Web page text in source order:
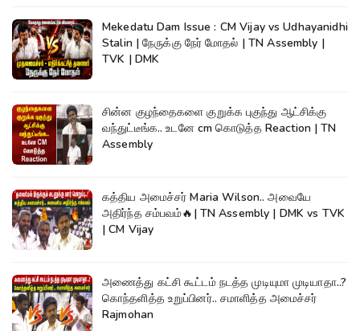
Mekedatu Dam Issue : CM Vijay vs Udhayanidhi
Stalin | நேருக்கு நேர் மோதல் | TN Assembly |
TVK | DMK
சின்ன குழந்தைகளை குறுக்க புகுந்து ஆட்சிக்கு
வந்துட்டீங்க.. உடனே cm கொடுத்த Reaction | TN
Assembly
கத்திய அமைச்சர் Maria Wilson.. அவையே
அதிர்ந்த சம்பவம்🔥| TN Assembly | DMK vs TVK
| CM Vijay
அணைத்து கட்சி கூட்டம் நடத்த முடியுமா முடியாதா..?
கொந்தளித்த உறுப்பினர்.. சமாளித்த அமைச்சர்
Rajmohan